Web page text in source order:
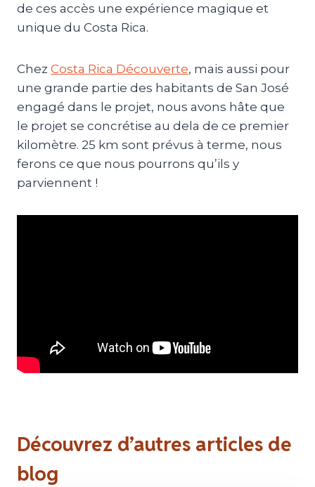
de ces accès une expérience magique et
unique du Costa Rica.
Chez Costa Rica Découverte, mais aussi pour
une grande partie des habitants de San José
engagé dans le projet, nous avons hâte que
le projet se concrétise au dela de ce premier
kilomètre. 25 km sont prévus à terme, nous
ferons ce que nous pourrons qu’ils y
parviennent !
Découvrez d’autres articles de
blog